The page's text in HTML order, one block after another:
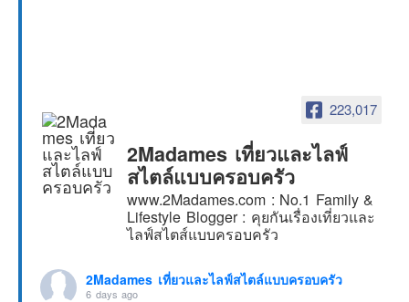
223,017
2Madames เที่ยวและไลฟ์
สไตล์แบบครอบครัว
www.2Madames.com : No.1 Family &
Lifestyle Blogger : คุยกันเรื่องเที่ยวและ
ไลฟ์สไตส์แบบครอบครัว
2Madames เที่ยวและไลฟ์สไตล์แบบครอบครัว
6 days ago